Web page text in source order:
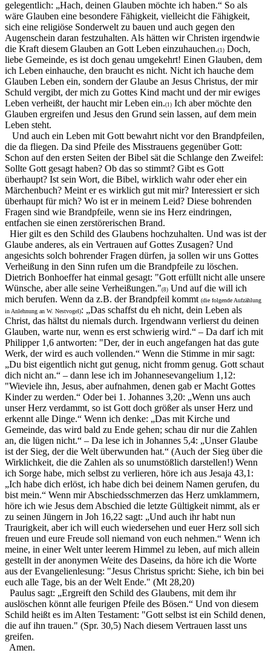
gelegentlich: „Hach, deinen Glauben möchte ich haben.“ So als
wäre Glauben eine besondere Fähigkeit, vielleicht die Fähigkeit,
sich eine religiöse Sonderwelt zu bauen und auch gegen den
Augenschein daran festzuhalten. Als hätten wir Christen irgendwie
die Kraft diesem Glauben an Gott Leben einzuhauchen.(1) Doch,
liebe Gemeinde, es ist doch genau umgekehrt! Einen Glauben, dem
ich Leben einhauche, den braucht es nicht. Nicht ich hauche dem
Glauben Leben ein, sondern der Glaube an Jesus Christus, der mir
Schuld vergibt, der mich zu Gottes Kind macht und der mir ewiges
Leben verheißt, der haucht mir Leben ein.(1) Ich aber möchte den
Glauben ergreifen und Jesus den Grund sein lassen, auf dem mein
Leben steht.
Und auch ein Leben mit Gott bewahrt nicht vor den Brandpfeilen,
die da fliegen. Da sind Pfeile des Misstrauens gegenüber Gott:
Schon auf den ersten Seiten der Bibel sät die Schlange den Zweifel:
Sollte Gott gesagt haben? Ob das so stimmt? Gibt es Gott
überhaupt? Ist sein Wort, die Bibel, wirklich wahr oder eher ein
Märchenbuch? Meint er es wirklich gut mit mir? Interessiert er sich
überhaupt für mich? Wo ist er in meinem Leid? Diese bohrenden
Fragen sind wie Brandpfeile, wenn sie ins Herz eindringen,
entfachen sie einen zerstörerischen Brand.
Hier gilt es den Schild des Glaubens hochzuhalten. Und was ist der
Glaube anderes, als ein Vertrauen auf Gottes Zusagen? Und
angesichts solch bohrender Fragen dürfen, ja sollen wir uns Gottes
Verheißung in den Sinn rufen um die Brandpfeile zu löschen.
Dietrich Bonhoeffer hat einmal gesagt: "Gott erfüllt nicht alle unsere
Wünsche, aber alle seine Verheißungen."(8) Und auf die will ich
mich berufen. Wenn da z.B. der Brandpfeil kommt (die folgende Aufzählung
in Anlehnung an W. Nestvogel): „Das schaffst du eh nicht, dein Leben als
Christ, das hältst du niemals durch. Irgendwann verlierst du deinen
Glauben, warte nur, wenn es erst schwierig wird.“ – Da darf ich mit
Philipper 1,6 antworten: "Der, der in euch angefangen hat das gute
Werk, der wird es auch vollenden.“ Wenn die Stimme in mir sagt:
„Du bist eigentlich nicht gut genug, nicht fromm genug. Gott schaut
dich nicht an.“ – dann lese ich im Johannesevangelium 1,12:
"Wieviele ihn, Jesus, aber aufnahmen, denen gab er Macht Gottes
Kinder zu werden.“ Oder bei 1. Johannes 3,20: „Wenn uns auch
unser Herz verdammt, so ist Gott doch größer als unser Herz und
erkennt alle Dinge.“ Wenn ich denke: „Das mit Kirche und
Gemeinde, das wird bald zu Ende gehen; schau dir nur die Zahlen
an, die lügen nicht.“ – Da lese ich in Johannes 5,4: „Unser Glaube
ist der Sieg, der die Welt überwunden hat.“ (Auch der Sieg über die
Wirklichkeit, die die Zahlen als so unumstößlich darstellen!) Wenn
ich Sorge habe, mich selbst zu verlieren, höre ich aus Jesaja 43,1:
„Ich habe dich erlöst, ich habe dich bei deinem Namen gerufen, du
bist mein.“ Wenn mir Abschiedsschmerzen das Herz umklammern,
höre ich wie Jesus dem Abschied die letzte Gültigkeit nimmt, als er
zu seinen Jüngern in Joh 16,22 sagt: „Und auch ihr habt nun
Traurigkeit, aber ich will euch wiedersehen und euer Herz soll sich
freuen und eure Freude soll niemand von euch nehmen.“ Wenn ich
meine, in einer Welt unter leerem Himmel zu leben, auf mich allein
gestellt in der anonymen Weite des Daseins, da höre ich die Worte
aus der Evangelienlesung: "Jesus Christus spricht: Siehe, ich bin bei
euch alle Tage, bis an der Welt Ende." (Mt 28,20)
Paulus sagt: „Ergreift den Schild des Glaubens, mit dem ihr
auslöschen könnt alle feurigen Pfeile des Bösen.“ Und von diesem
Schild heißt es im Alten Testament: "Gott selbst ist ein Schild denen,
die auf ihn trauen." (Spr. 30,5) Nach diesem Vertrauen lasst uns
greifen.
Amen.